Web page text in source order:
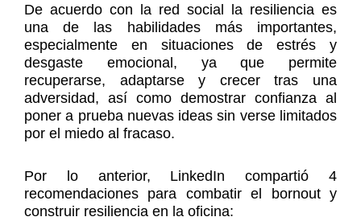
De acuerdo con la red social la resiliencia es
una de las habilidades más importantes,
especialmente en situaciones de estrés y
desgaste emocional, ya que permite
recuperarse, adaptarse y crecer tras una
adversidad, así como demostrar confianza al
poner a prueba nuevas ideas sin verse limitados
por el miedo al fracaso.
Por lo anterior, LinkedIn compartió 4
recomendaciones para combatir el bornout y
construir resiliencia en la oficina: